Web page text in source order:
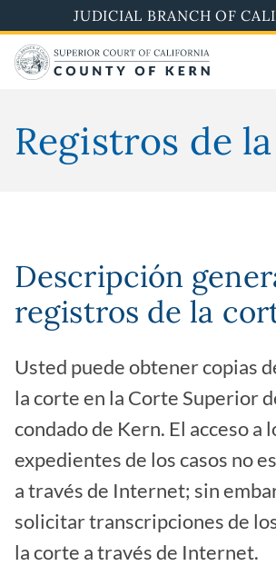
to
main
content
JUDICIAL BRANCH OF
Registros de
Descripción
registros de la
Usted puede obtener copias
la corte en la Corte Superior
condado de Kern. El acceso a
expedientes de los casos no
a través de Internet; sin
solicitar transcripciones de
la corte a través de Internet.